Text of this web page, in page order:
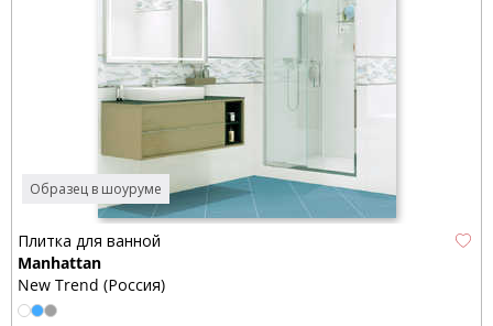
Образец в шоуруме
Плитка для ванной
Manhattan
New Trend (Россия)